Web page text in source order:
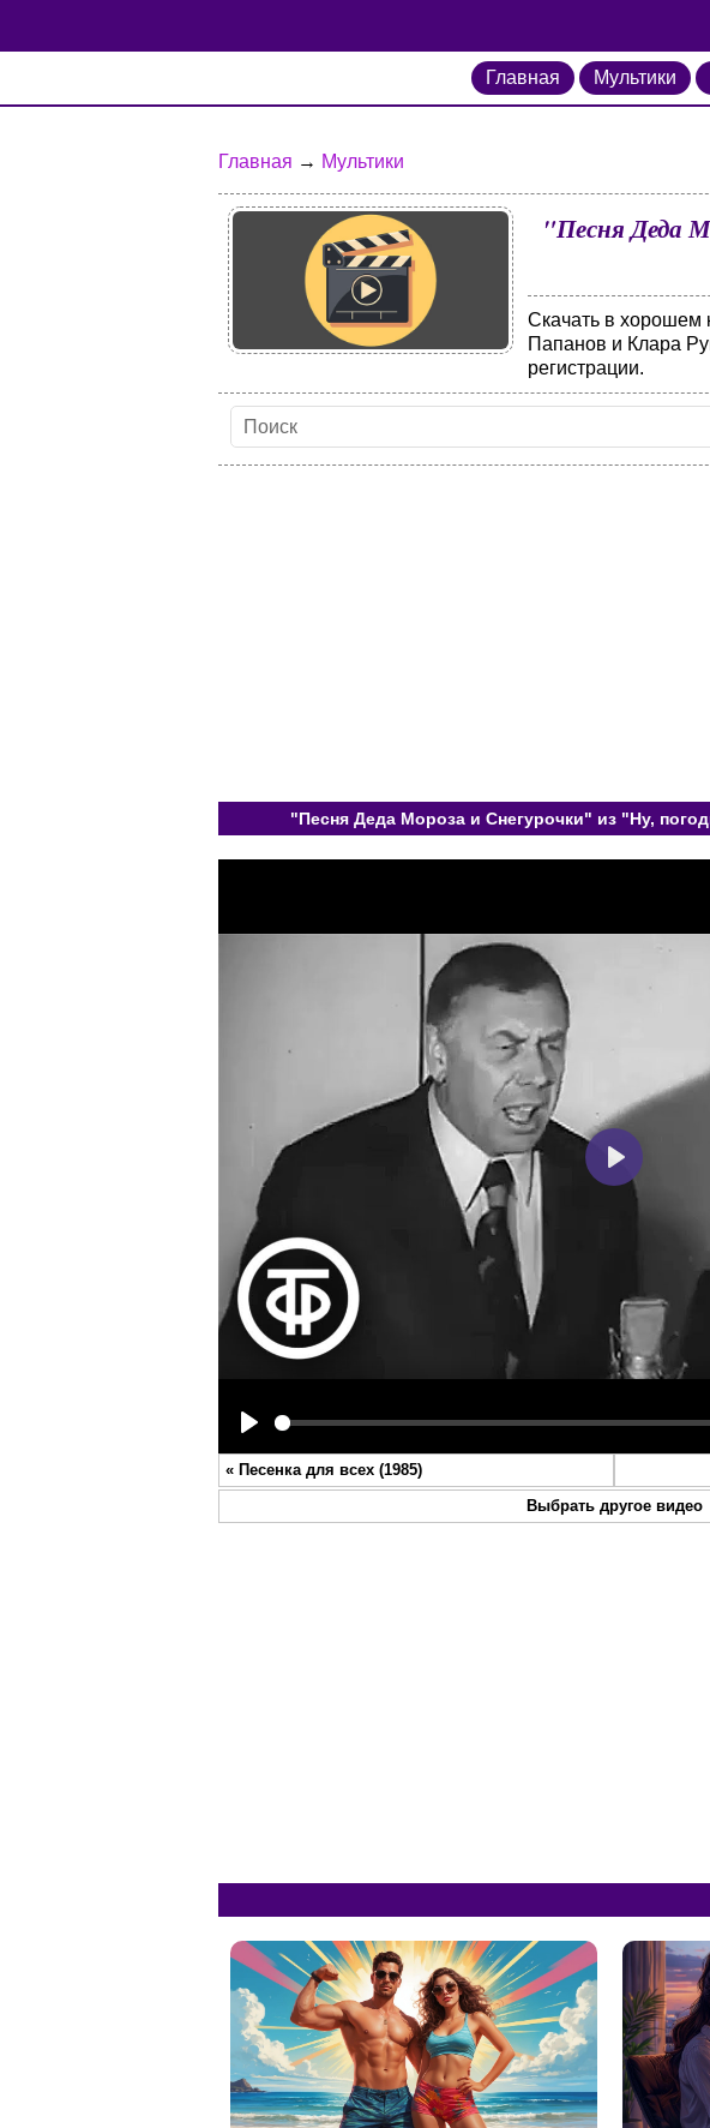
Главная Мультики
Главная → Мультики
"Песня Деда
Скачать в хорошем
Папанов и Клара
регистрации.
"Песня Деда Мороза и Снегурочки" из "Ну,
Play
Play
« Песенка для всех (1985)
Выбрать другое видео